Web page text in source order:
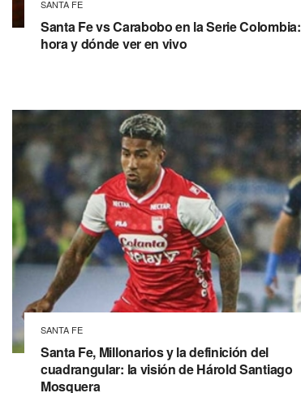
SANTA FE
Santa Fe vs Carabobo en la Serie Colombia:
hora y dónde ver en vivo
SANTA FE
Santa Fe, Millonarios y la definición del
cuadrangular: la visión de Hárold Santiago
Mosquera